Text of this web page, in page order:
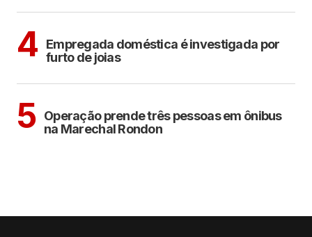
4
Empregada doméstica é investigada por
furto de joias
5 Operação prende três pessoas em ônibus
na Marechal Rondon